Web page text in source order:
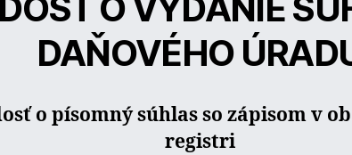
DAŇOVÉHO
o písomný súhlas so zápisom v
registri